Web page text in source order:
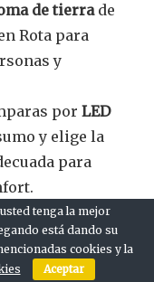
de tierrade
Rota para
y
por LED
y elige la
para
de
con papel
tenga la mejor
está dando su
cookies y la
Aceptar